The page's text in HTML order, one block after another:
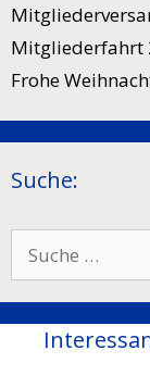
Mitgliederfahrt
Frohe
Suche:
nach: